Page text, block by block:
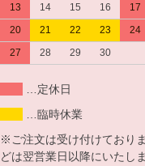
13
14 15 16 17
20
21 22 23 24
27
28 29 30
…定休日
…臨時休業
※ご注文は受け付けており
どは翌営業日以降にいたしま